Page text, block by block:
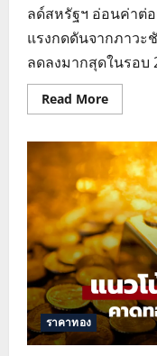
ลด์สหรัฐฯ อ่อนค่าต่
แรงกดดันจากภาวะ
ลดลงมากสุดในรอบ
Read MoreRead
more
โน้ม
ราคา
ทอง
2
ต.ค.
68
ราคาทอง